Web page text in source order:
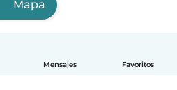
Mensajes Favoritos
Mapa